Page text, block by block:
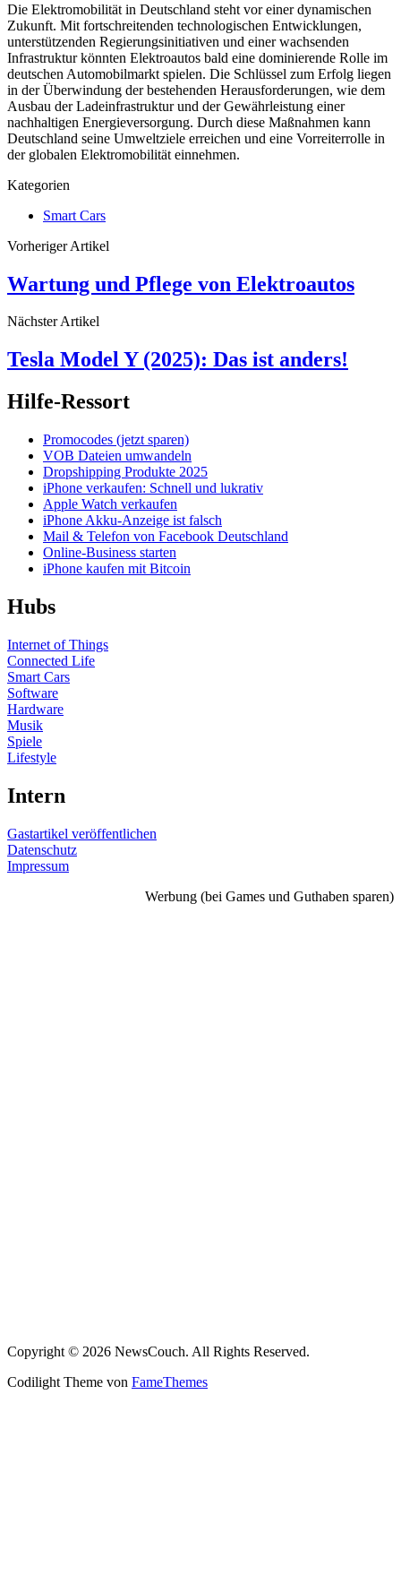
Die Elektromobilität in Deutschland steht vor einer dynamischen
Zukunft. Mit fortschreitenden technologischen Entwicklungen,
unterstützenden Regierungsinitiativen und einer wachsenden
Infrastruktur könnten Elektroautos bald eine dominierende Rolle im
deutschen Automobilmarkt spielen. Die Schlüssel zum Erfolg liegen
in der Überwindung der bestehenden Herausforderungen, wie dem
Ausbau der Ladeinfrastruktur und der Gewährleistung einer
nachhaltigen Energieversorgung. Durch diese Maßnahmen kann
Deutschland seine Umweltziele erreichen und eine Vorreiterrolle in
der globalen Elektromobilität einnehmen.
Kategorien
Smart Cars
Vorheriger Artikel
Wartung und Pflege von Elektroautos
Nächster Artikel
Tesla Model Y (2025): Das ist anders!
Hilfe-Ressort
Promocodes (jetzt sparen)
VOB Dateien umwandeln
Dropshipping Produkte 2025
iPhone verkaufen: Schnell und lukrativ
Apple Watch verkaufen
iPhone Akku-Anzeige ist falsch
Mail & Telefon von Facebook Deutschland
Online-Business starten
iPhone kaufen mit Bitcoin
Hubs
Internet of Things
Connected Life
Smart Cars
Software
Hardware
Musik
Spiele
Lifestyle
Intern
Gastartikel veröffentlichen
Datenschutz
Impressum
Werbung (bei Games und Guthaben sparen)
Copyright © 2026 NewsCouch. All Rights Reserved.
Codilight Theme von FameThemes